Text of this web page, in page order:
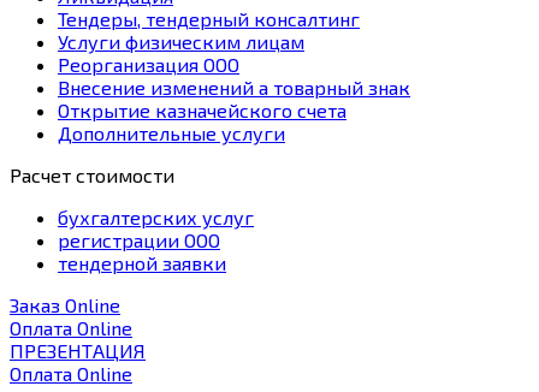
Тендеры, тендерный консалтинг
Услуги физическим лицам
Реорганизация ООО
Внесение изменений а товарный знак
Открытие казначейского счета
Дополнительные услуги
Расчет стоимости
бухгалтерских услуг
регистрации ООО
тендерной заявки
Заказ Online
Оплата Online
ПРЕЗЕНТАЦИЯ
Оплата Online